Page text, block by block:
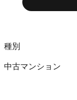
種別
中古マンション